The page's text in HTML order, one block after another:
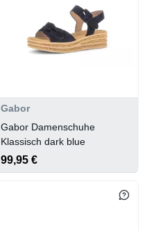
Gabor
Gabor Damenschuhe
Klassisch dark blue
99,95 €